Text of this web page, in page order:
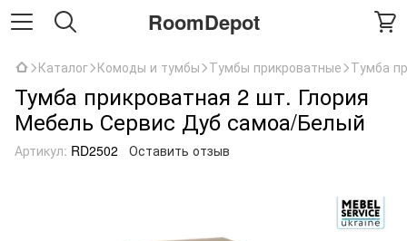
RoomDepot
Каталог Комоды и тумбы Тумбы прикроватные Тумба
Тумба прикроватная 2 шт. Глория
Мебель Сервис Дуб самоа/Белый
Артикул: RD2502 Оставить отзыв